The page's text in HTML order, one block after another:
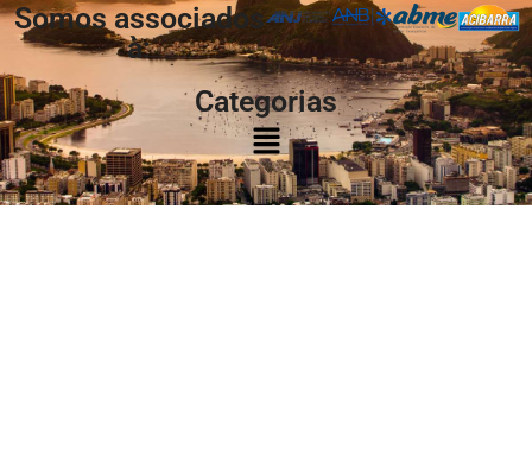
Somos associados
à:
Categorias